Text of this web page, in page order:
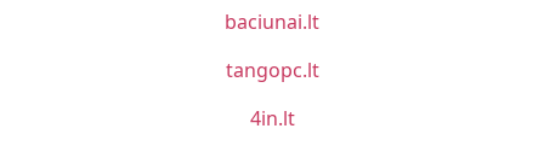
baciunai.lt
tangopc.lt
4in.lt